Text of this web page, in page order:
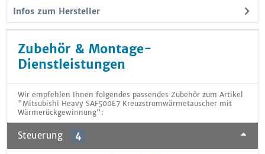
Infos zum Hersteller
Zubehör & Montage-
Dienstleistungen
Wir empfehlen Ihnen folgendes passendes Zubehör zum Artikel
"Mitsubishi Heavy SAF500E7 Kreuzstromwärmetauscher mit
Wärmerückgewinnung":
Steuerung 4